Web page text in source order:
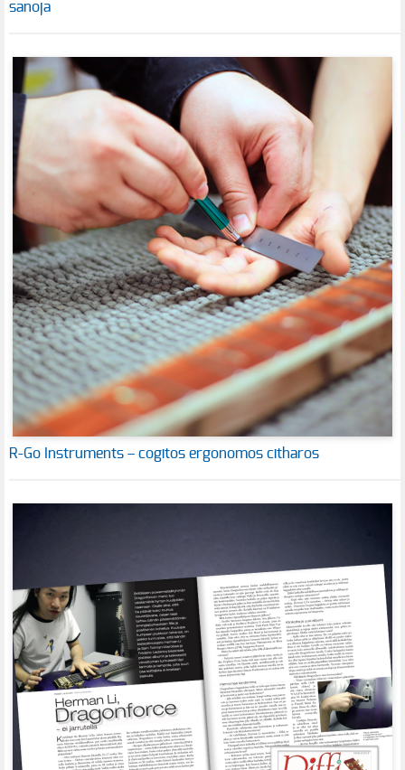
sanoja
R-Go Instruments – cogitos ergonomos citharos